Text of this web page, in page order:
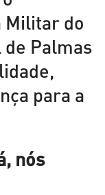
Militar do
de Palmas
para a
nós